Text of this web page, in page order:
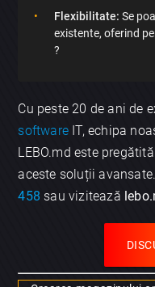
Flexibilitate: Se
existente, oferind
?
Cu peste 20 de ani de
software IT, echipa
LEBO.md este
aceste soluții
458 sau vizitează